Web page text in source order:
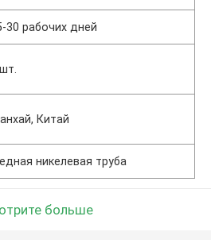
30 рабочих дней
Китай
никелевая труба
больше